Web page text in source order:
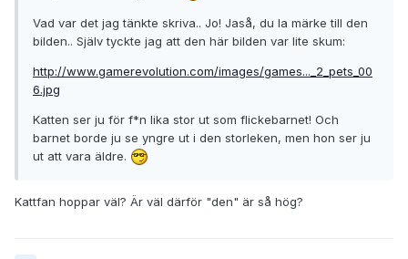
Vad var det jag tänkte skriva.. Jo! Jaså, du la märke till den
bilden.. Själv tyckte jag att den här bilden var lite skum:
http://www.gamerevolution.com/images/games..._2_pets_00
6.jpg
Katten ser ju för f*n lika stor ut som flickebarnet! Och
barnet borde ju se yngre ut i den storleken, men hon ser ju
ut att vara äldre.
Kattfan hoppar väl? Är väl därför "den" är så hög?